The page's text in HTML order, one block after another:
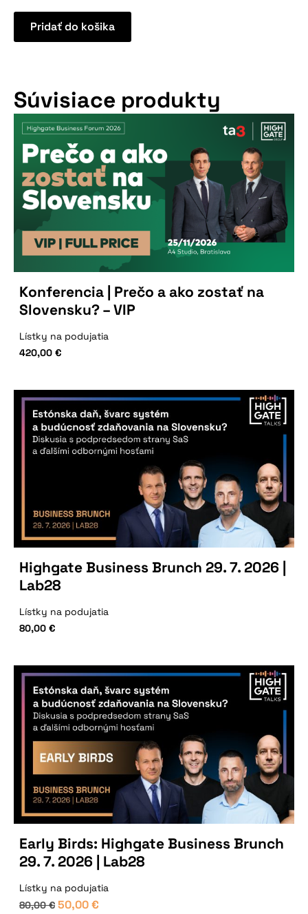
Pridať do košika
Súvisiace produkty
Konferencia | Prečo a ako zostať na
Slovensku? – VIP
Lístky na podujatia
420,00 €
Highgate Business Brunch 29. 7. 2026 |
Lab28
Lístky na podujatia
80,00 €
Early Birds: Highgate Business Brunch
29. 7. 2026 | Lab28
Lístky na podujatia
80,00€ 50,00€